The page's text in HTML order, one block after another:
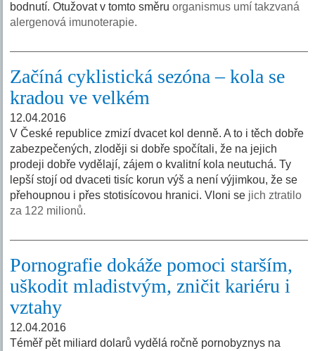
bodnutí. Otužovat v tomto směruorganismus umí takzvaná
alergenová imunoterapie.
Začíná cyklistická sezóna – kola se
kradou ve velkém
12.04.2016
V České republice zmizí dvacet kol denně. A to i těch dobře
zabezpečených, zloději si dobře spočítali, že na jejich
prodeji dobře vydělají, zájem o kvalitní kola neutuchá. Ty
lepší stojí od dvaceti tisíc korun výš a není výjimkou, že se
přehoupnou i přes stotisícovou hranici. Vloni se jich ztratilo
za 122 milionů.
Pornografie dokáže pomoci starším,
uškodit mladistvým, zničit kariéru i
vztahy
12.04.2016
Téměř pět miliard dolarů vydělá ročně pornobyznys na